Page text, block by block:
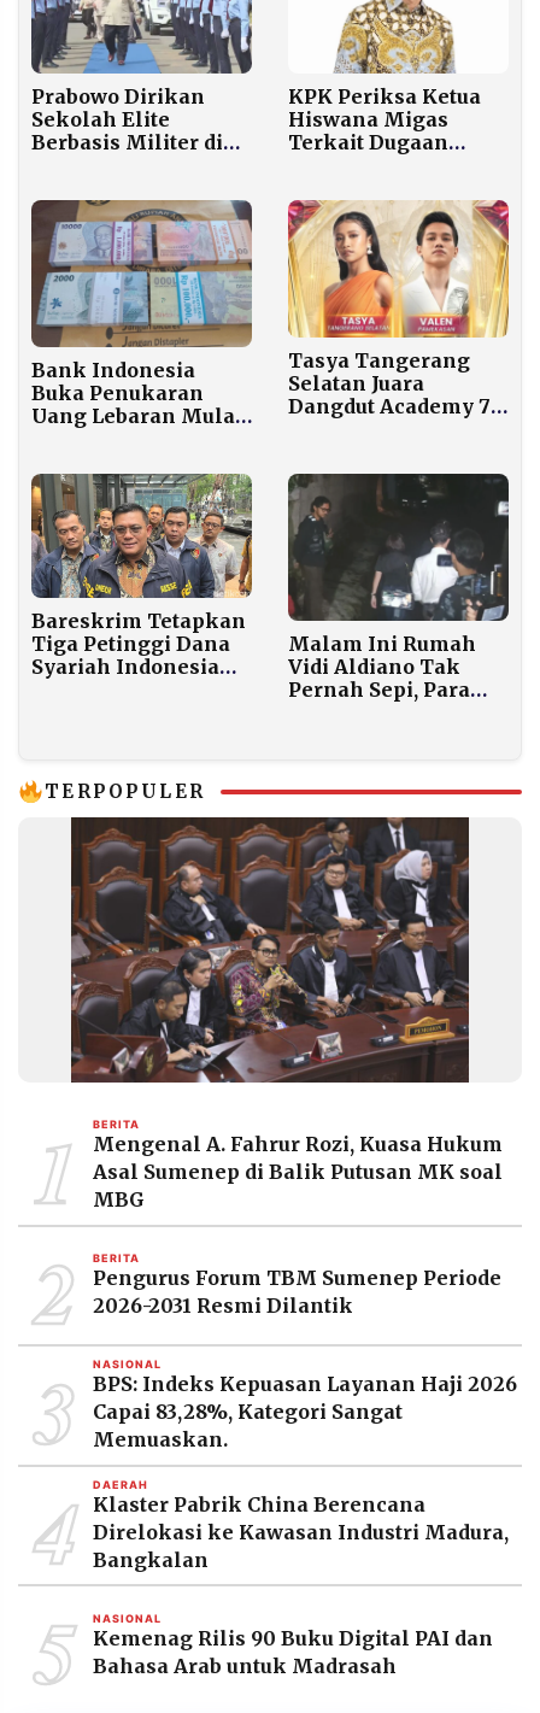
Prabowo Dirikan
Sekolah Elite
Berbasis Militer di
Nusantara di 2026
KPK Periksa Ketua
Hiswana Migas
Terkait Dugaan
Bank Indonesia
Buka Penukaran
Uang Lebaran Mulai
Tasya Tangerang
Selatan Juara
Dangdut Academy 7,
Pamekasan
Bareskrim Tetapkan
Tiga Petinggi Dana
Syariah Indonesia
Malam Ini Rumah
Vidi Aldiano Tak
Pernah Sepi, Para
TERPOPULER
1 BERITA
Mengenal A. Fahrur Rozi, Kuasa Hukum
Asal Sumenep di Balik Putusan MK soal
MBG
2 BERITA
Pengurus Forum TBM Sumenep Periode
2026-2031 Resmi Dilantik
3 NASIONAL
BPS: Indeks Kepuasan Layanan Haji 2026
Capai 83,28%, Kategori Sangat
Memuaskan.
4 DAERAH
Klaster Pabrik China Berencana
Direlokasi ke Kawasan Industri Madura,
Bangkalan
5 NASIONAL
Kemenag Rilis 90 Buku Digital PAI dan
Bahasa Arab untuk Madrasah